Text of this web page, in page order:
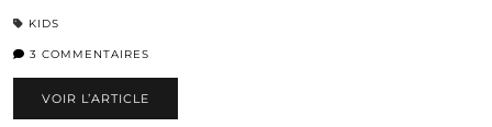
KIDS
3 COMMENTAIRES
VOIR L’ARTICLE